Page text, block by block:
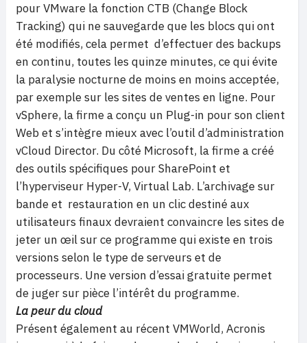
pour VMware la fonction CTB (Change Block
Tracking) qui ne sauvegarde que les blocs qui ont
été modifiés, cela permet d’effectuer des backups
en continu, toutes les quinze minutes, ce qui évite
la paralysie nocturne de moins en moins acceptée,
par exemple sur les sites de ventes en ligne. Pour
vSphere, la firme a conçu un Plug-in pour son client
Web et s’intègre mieux avec l’outil d’administration
vCloud Director. Du côté Microsoft, la firme a créé
des outils spécifiques pour SharePoint et
l’hyperviseur Hyper-V, Virtual Lab. L’archivage sur
bande et restauration en un clic destiné aux
utilisateurs finaux devraient convaincre les sites de
jeter un œil sur ce programme qui existe en trois
versions selon le type de serveurs et de
processeurs. Une version d’essai gratuite permet
de juger sur pièce l’intérêt du programme.
La peur du cloud
Présent également au récent VMWorld, Acronis